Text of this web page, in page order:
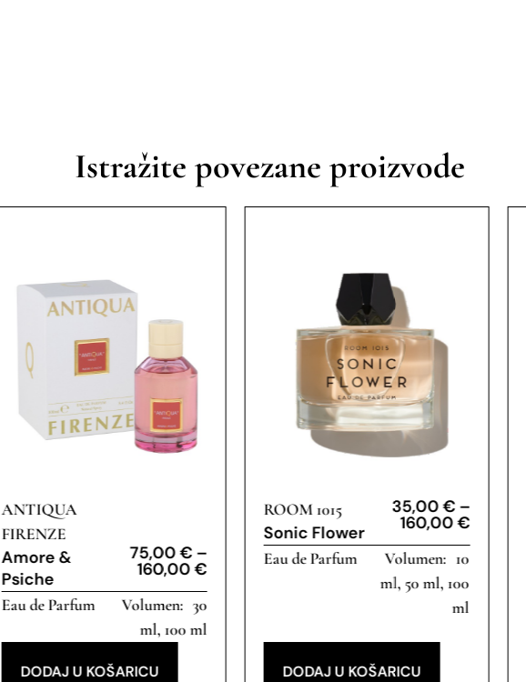
Istražite povezane proizvode
ANTIQUA
FIRENZE
Amore &
Psiche
75,00€–
160,00€
Eau de Parfum
30
ml, 100 ml
DODAJ U KOŠARICU
ROOM 1015
Sonic Flower
35,00€–
160,00€
Eau de Parfum
10
ml, 50 ml, 100
ml
DODAJ U KOŠARICU